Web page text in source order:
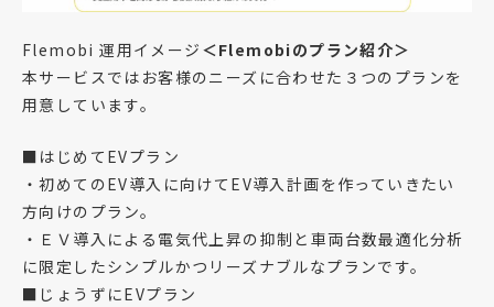
Flemobi 運用イメージ ＜Flemobiのプラン紹介＞
本サービスではお客様のニーズに合わせた３つのプランを
用意しています。
■はじめてEVプラン
・初めてのEV導入に向けてEV導入計画を作っていきたい
方向けのプラン。
・ＥＶ導入による電気代上昇の抑制と車両台数最適化分析
に限定したシンプルかつリーズナブルなプランです。
■じょうずにEVプラン